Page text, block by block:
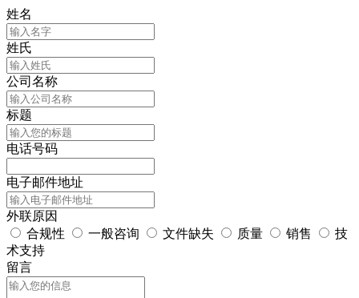
姓名
姓氏
公司名称
标题
电话号码
电子邮件地址
外联原因
合规性
一般咨询 文件缺失 质量 销售
技
术支持
留言